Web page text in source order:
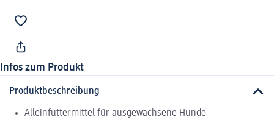
Infos zum Produkt
Produktbeschreibung
Alleinfuttermittel für ausgewachsene Hunde